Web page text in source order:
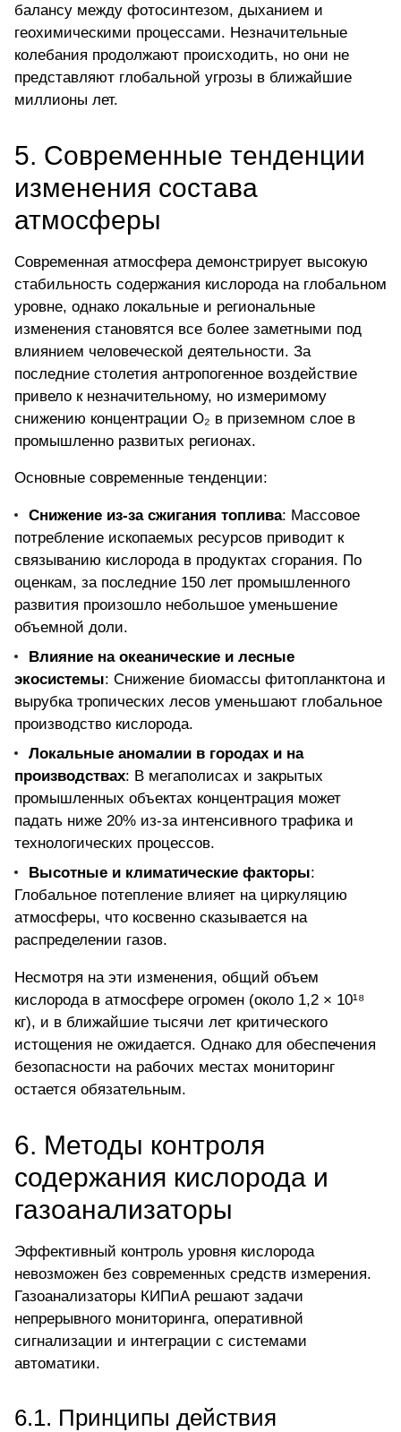
балансу между фотосинтезом, дыханием и
геохимическими процессами. Незначительные
колебания продолжают происходить, но они не
представляют глобальной угрозы в ближайшие
миллионы лет.
5. Современные тенденции
изменения состава
атмосферы
Современная атмосфера демонстрирует высокую
стабильность содержания кислорода на глобальном
уровне, однако локальные и региональные
изменения становятся все более заметными под
влиянием человеческой деятельности. За
последние столетия антропогенное воздействие
привело к незначительному, но измеримому
снижению концентрации O₂ в приземном слое в
промышленно развитых регионах.
Основные современные тенденции:
Снижение из-за сжигания топлива: Массовое
потребление ископаемых ресурсов приводит к
связыванию кислорода в продуктах сгорания. По
оценкам, за последние 150 лет промышленного
развития произошло небольшое уменьшение
объемной доли.
Влияние на океанические и лесные
экосистемы: Снижение биомассы фитопланктона и
вырубка тропических лесов уменьшают глобальное
производство кислорода.
Локальные аномалии в городах и на
производствах: В мегаполисах и закрытых
промышленных объектах концентрация может
падать ниже 20% из-за интенсивного трафика и
технологических процессов.
Высотные и климатические факторы:
Глобальное потепление влияет на циркуляцию
атмосферы, что косвенно сказывается на
распределении газов.
Несмотря на эти изменения, общий объем
кислорода в атмосфере огромен (около 1,2 × 10¹⁸
кг), и в ближайшие тысячи лет критического
истощения не ожидается. Однако для обеспечения
безопасности на рабочих местах мониторинг
остается обязательным.
6. Методы контроля
содержания кислорода и
газоанализаторы
Эффективный контроль уровня кислорода
невозможен без современных средств измерения.
Газоанализаторы КИПиА решают задачи
непрерывного мониторинга, оперативной
сигнализации и интеграции с системами
автоматики.
6.1. Принципы действия